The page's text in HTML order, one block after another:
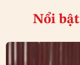
Nổi bật